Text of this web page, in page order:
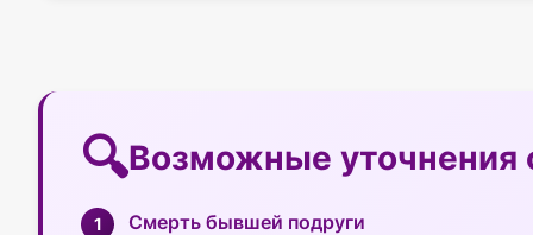
Возможные уточнения
Смерть бывшей подруги